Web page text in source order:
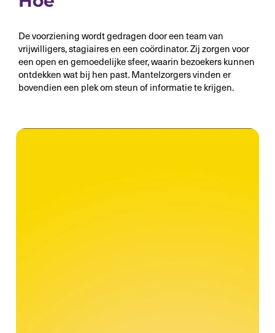
De voorziening wordt gedragen door een team van
vrijwilligers, stagiaires en een coördinator. Zij zorgen voor
een open en gemoedelijke sfeer, waarin bezoekers kunnen
ontdekken wat bij hen past. Mantelzorgers vinden er
bovendien een plek om steun of informatie te krijgen.